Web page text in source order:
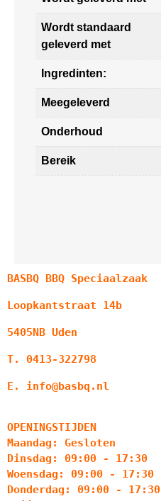
Wordt standaard
geleverd met
Ingredinten:
Meegeleverd
Onderhoud
Bereik
BASBQ BBQ Speciaalzaak
Loopkantstraat 14b
5405NB Uden
T. 0413-322798
E. info@basbq.nl
OPENINGSTIJDEN
Maandag: Gesloten
Dinsdag: 09:00 - 17:30
Woensdag: 09:00 - 17:30
Donderdag: 09:00 - 17:30